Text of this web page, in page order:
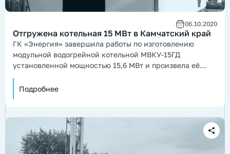
06.10.2020
Отгружена котельная 15 МВт в Камчатский край
ГК «Энергия» завершила работы по изготовлению
модульной водогрейной котельной МВКУ-15ГД
установленной мощностью 15,6 МВт и произвела её
Камчатском крае.
Подробнее